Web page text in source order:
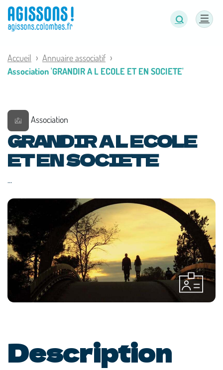
Accueil
Annuaire associatif
Association 'GRANDIR A L ECOLE ET EN SOCIETE'
Association
GRANDIR A L ECOLE
ET EN SOCIETE
...
Description
Panneau de gestion des cookies